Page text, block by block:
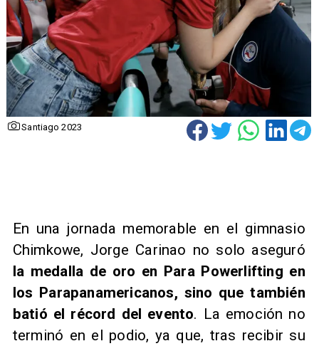
Santiago 2023
En una jornada memorable en el gimnasio
Chimkowe, Jorge Carinao no solo aseguró
la medalla de oro en Para Powerlifting en
los Parapanamericanos, sino que también
batió el récord del evento. La emoción no
terminó en el podio, ya que, tras recibir su